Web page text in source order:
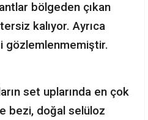
bölgeden çıkan
kalıyor. Ayrıca
gözlemlenmemiştir.
set uplarında en çok
bezi, doğal selüloz